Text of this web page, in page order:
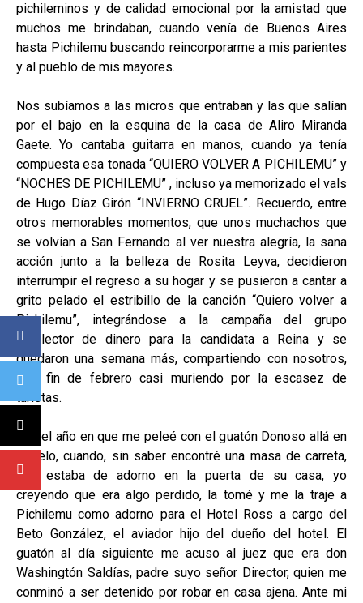
pichileminos y de calidad emocional por la amistad que
muchos me brindaban, cuando venía de Buenos Aires
hasta Pichilemu buscando reincorporarme a mis parientes
y al pueblo de mis mayores.
Nos subíamos a las micros que entraban y las que salían
por el bajo en la esquina de la casa de Aliro Miranda
Gaete. Yo cantaba guitarra en manos, cuando ya tenía
compuesta esa tonada “QUIERO VOLVER A PICHILEMU” y
“NOCHES DE PICHILEMU” , incluso ya memorizado el vals
de Hugo Díaz Girón “INVIERNO CRUEL”. Recuerdo, entre
otros memorables momentos, que unos muchachos que
se volvían a San Fernando al ver nuestra alegría, la sana
acción junto a la belleza de Rosita Leyva, decidieron
interrumpir el regreso a su hogar y se pusieron a cantar a
grito pelado el estribillo de la canción “Quiero volver a
Pichilemu”, integrándose a la campaña del grupo
recolector de dinero para la candidata a Reina y se
quedaron una semana más, compartiendo con nosotros,
ese fin de febrero casi muriendo por la escasez de
turistas.
Fue el año en que me peleé con el guatón Donoso allá en
Ciruelo, cuando, sin saber encontré una masa de carreta,
que estaba de adorno en la puerta de su casa, yo
creyendo que era algo perdido, la tomé y me la traje a
Pichilemu como adorno para el Hotel Ross a cargo del
Beto González, el aviador hijo del dueño del hotel. El
guatón al día siguiente me acuso al juez que era don
Washingtón Saldías, padre suyo señor Director, quien me
conminó a ser detenido por robar en casa ajena. Ante mi